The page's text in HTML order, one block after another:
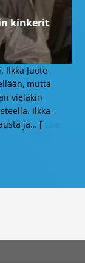
kinkerit
Ilkka Juote
mutta
vieläkin
Ilkka-
ja… [